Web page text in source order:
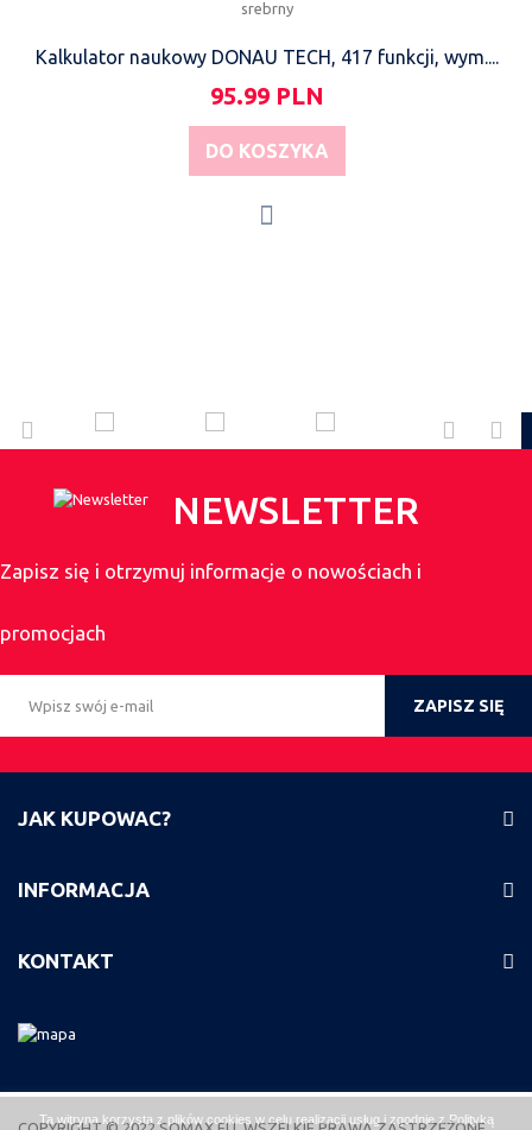
Kalkulator naukowy DONAU TECH, 417 funkcji, wym....
95.99 PLN
DO KOSZYKA
NEWSLETTER
Zapisz się i otrzymuj informacje o nowościach i
promocjach
ZAPISZ SIĘ
JAK KUPOWAC?
INFORMACJA
KONTAKT
Ta witryna korzysta z plików cookies w celu realizacji usług i zgodnie z Polityką